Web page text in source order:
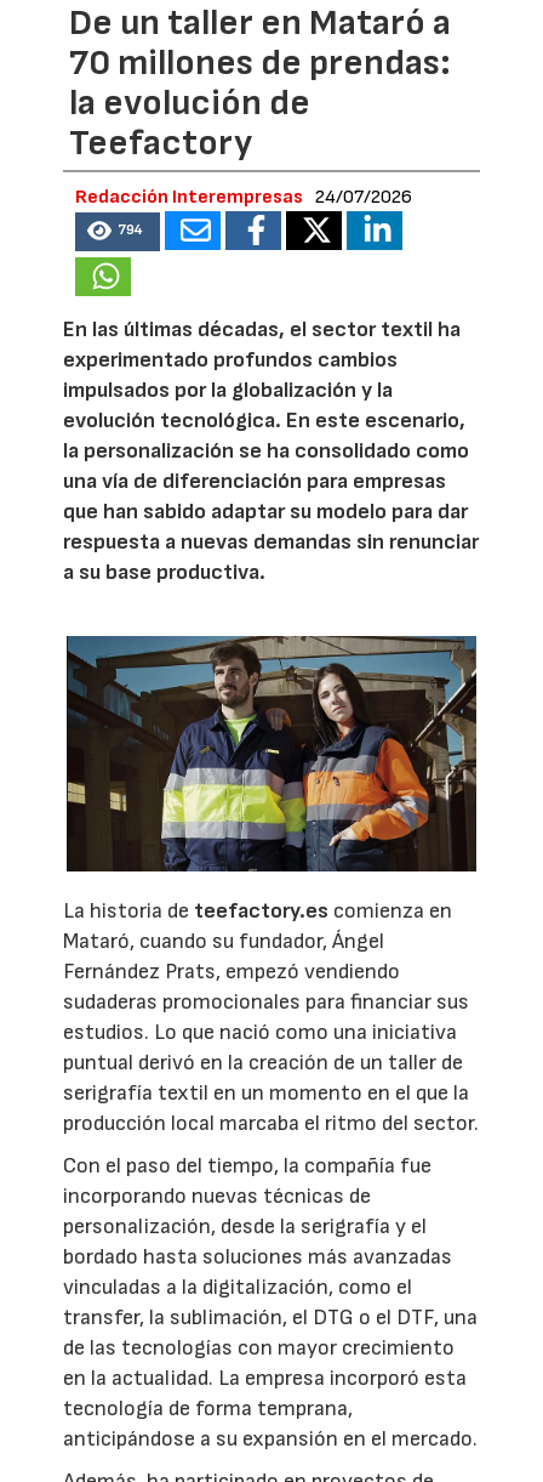
De un taller en Mataró a
70 millones de prendas:
la evolución de
Teefactory
Redacción Interempresas 24/07/2026
794
En las últimas décadas, el sector textil ha
experimentado profundos cambios
impulsados por la globalización y la
evolución tecnológica. En este escenario,
la personalización se ha consolidado como
una vía de diferenciación para empresas
que han sabido adaptar su modelo para dar
respuesta a nuevas demandas sin renunciar
a su base productiva.
La historia de teefactory.es comienza en
Mataró, cuando su fundador, Ángel
Fernández Prats, empezó vendiendo
sudaderas promocionales para financiar sus
estudios. Lo que nació como una iniciativa
puntual derivó en la creación de un taller de
serigrafía textil en un momento en el que la
producción local marcaba el ritmo del sector.
Con el paso del tiempo, la compañía fue
incorporando nuevas técnicas de
personalización, desde la serigrafía y el
bordado hasta soluciones más avanzadas
vinculadas a la digitalización, como el
transfer, la sublimación, el DTG o el DTF, una
de las tecnologías con mayor crecimiento
en la actualidad. La empresa incorporó esta
tecnología de forma temprana,
anticipándose a su expansión en el mercado.